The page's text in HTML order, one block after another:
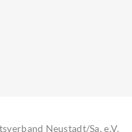
Neustadt/Sa. e.V.